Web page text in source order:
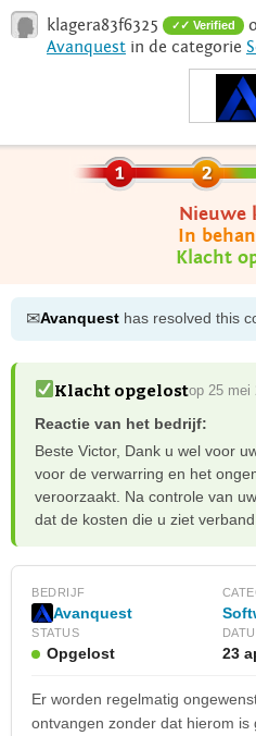
Login
klagera83f6325 ✓ Verified
Avanquest in de categorie
Nieuwe
In
Klacht
✉Avanquest has resolved this
Klacht opgelostop 25 mei
Reactie van het bedrijf:
Beste Victor, Dank u wel voor
voor de verwarring en het
veroorzaakt. Na controle van
dat de kosten die u ziet verband
BEDRIJF
Avanquest
STATUS
Opgelost 23
Er worden regelmatig
ontvangen zonder dat hierom is